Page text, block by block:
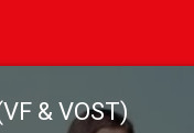
& VOST)